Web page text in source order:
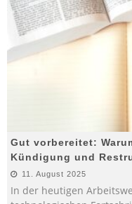
Gut vorbereitet:
Kündigung und
11. August 2025
In der heutigen